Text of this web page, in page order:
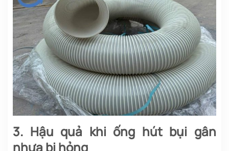
3. Hậu quả khi ống hút bụi gân
nhựa bị hỏng